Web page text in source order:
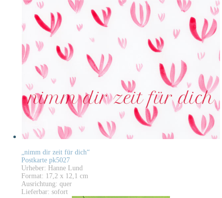
„nimm dir zeit für dich“
Postkarte pk5027
Urheber: Hanne Lund
Format: 17,2 x 12,1 cm
Ausrichtung: quer
Lieferbar: sofort